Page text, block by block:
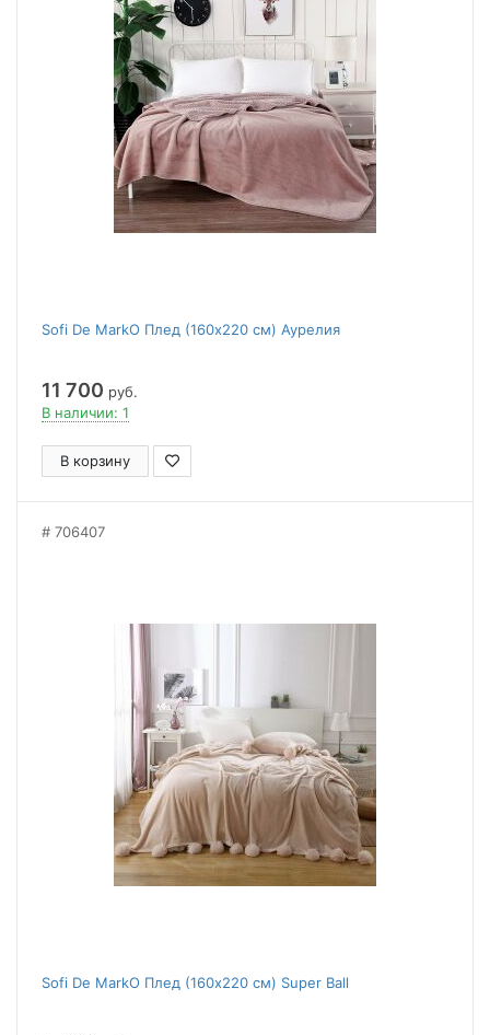
Sofi De MarkO Плед (160x220 см) Аурелия
11 700 руб.
В наличии: 1
В корзину
706407
Sofi De MarkO Плед (160x220 см) Super Ball